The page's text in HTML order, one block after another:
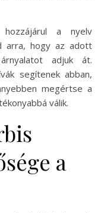
hozzájárul a nyelv
arra, hogy az adott
adjuk át.
segítenek abban,
megértse a
válik.
a